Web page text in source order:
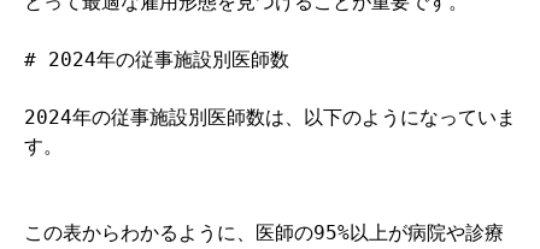
# 2024年の従事施設別医師数
2024年の従事施設別医師数は、以下のようになっていま
す。
この表からわかるように、医師の95%以上が病院や診療